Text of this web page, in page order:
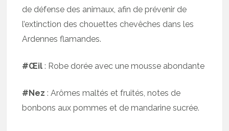
de défense des animaux, afin de prévenir de
l’extinction des chouettes chevêches dans les
Ardennes flamandes.
#Œil : Robe dorée avec une mousse abondante
#Nez : Arômes maltés et fruités, notes de
bonbons aux pommes et de mandarine sucrée.